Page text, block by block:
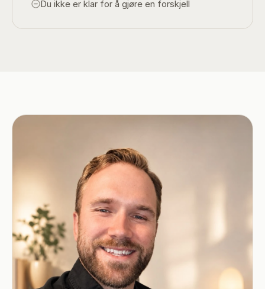
Du ikke er klar for å gjøre en forskjell